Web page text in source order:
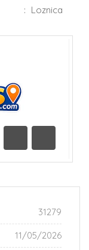
: Loznica
Prethodna
Sledeća
31279
11/05/2026